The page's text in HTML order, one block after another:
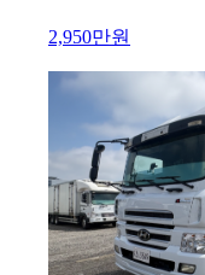
2,950만원